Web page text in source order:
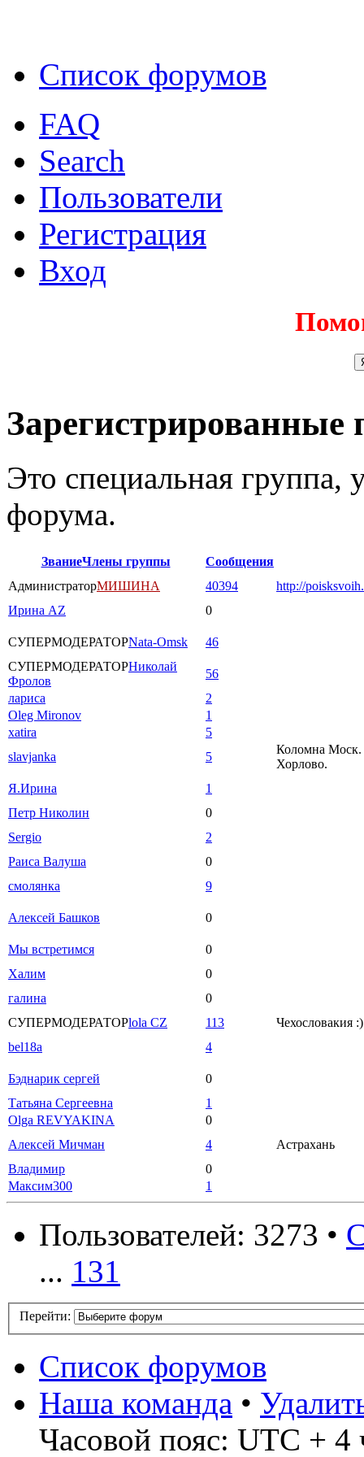
Список форумов
FAQ
Search
Пользователи
Регистрация
Вход
Зарегистрированные
Это специальная группа,
форума.
ЗваниеЧлены группы
Сообщения
АдминистраторМИШИНА 40394
http://
Ирина AZ
0
СУПЕРМОДЕРАТОРNata-Omsk
46
СУПЕРМОДЕРАТОРНиколай
Фролов
56
лариса
2
Oleg Mironov
1
xatira
5
slavjanka
5
Коломна Моск.
Хорлово.
Я.Ирина
1
Петр Николин
0
Sergio
2
Раиса Валуша
0
смолянка
9
Алексей Башков 0
Мы встретимся
0
Халим
0
галина
0
СУПЕРМОДЕРАТОРlola CZ 113
Чехословакия :)
bel18a
4
Бэднарик сергей
0
Татьяна Сергеевна
1
Olga REVYAKINA
0
Алексей Мичман
4
Астрахань
Владимир
0
Максим300
1
Пользователей: 3273 •
... 131
Перейти:
Список форумов
Наша команда •
Часовой пояс: UTC + 4